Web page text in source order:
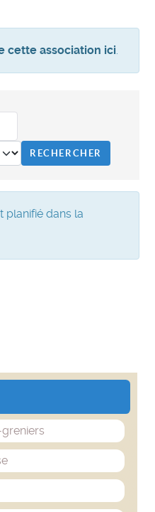
cette association ici.
planifié dans la